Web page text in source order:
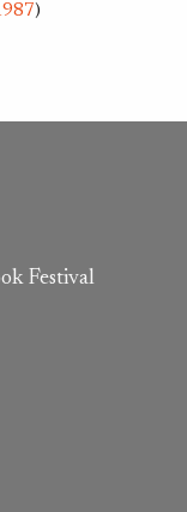
)
Festival